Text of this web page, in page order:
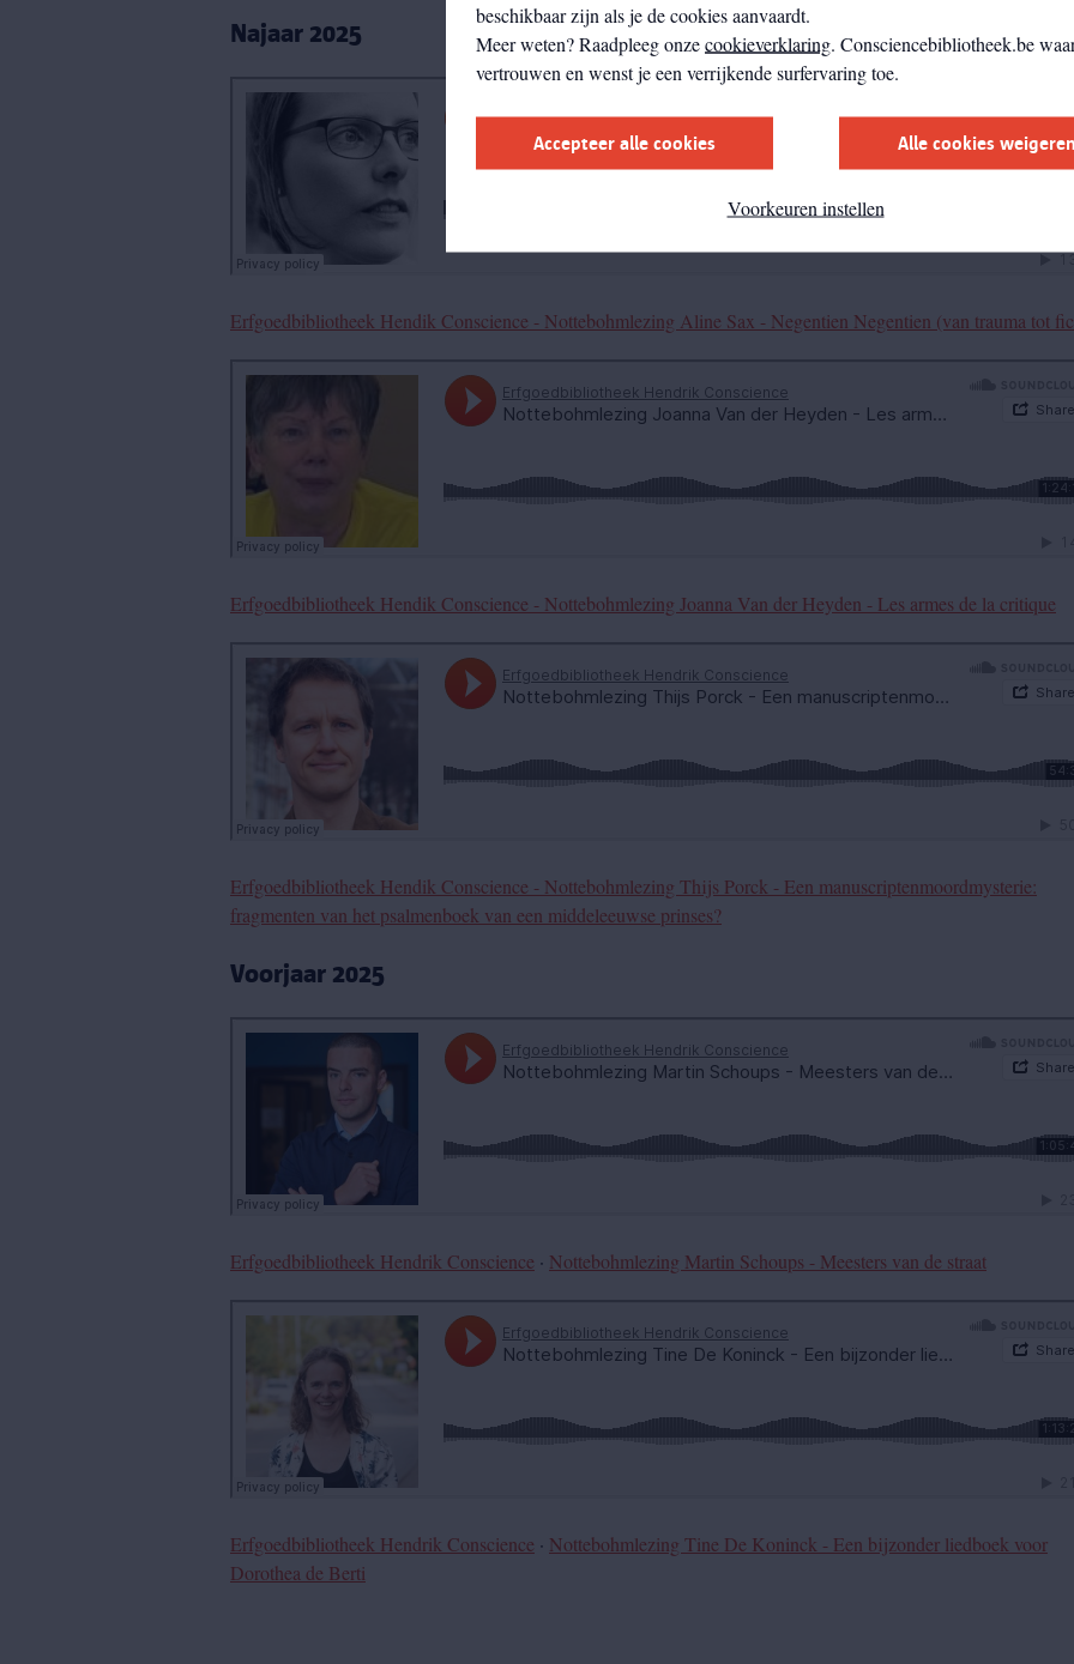
beschikbaar zijn als je de cookies aanvaardt.
Meer weten? Raadpleeg onzecookieverklaring. Consciencebibliotheek.be
vertrouwen en wenst je een verrijkende surfervaring toe.
Accepteer alle cookies Alle cookies weigeren
Voorkeuren instellen
Najaar 2025
Erfgoedbibliotheek Hendik Conscience - Nottebohmlezing Aline Sax - Negentien Negentien (van trauma tot
Erfgoedbibliotheek Hendik Conscience - Nottebohmlezing Joanna Van der Heyden - Les armes de la critique
Erfgoedbibliotheek Hendik Conscience - Nottebohmlezing Thijs Porck - Een manuscriptenmoordmysterie:
fragmenten van het psalmenboek van een middeleeuwse prinses?
Voorjaar 2025
Erfgoedbibliotheek Hendrik Conscience · Nottebohmlezing Martin Schoups - Meesters van de straat
Erfgoedbibliotheek Hendrik Conscience · Nottebohmlezing Tine De Koninck - Een bijzonder liedboek voor
Dorothea de Berti